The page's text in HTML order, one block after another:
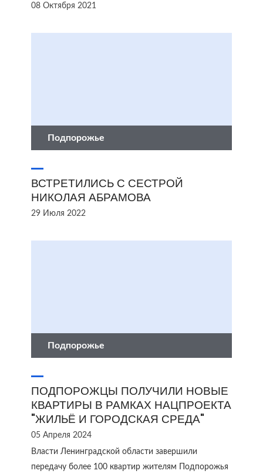
08 Октября 2021
Подпорожье
ВСТРЕТИЛИСЬ С СЕСТРОЙ
НИКОЛАЯ АБРАМОВА
29 Июля 2022
Подпорожье
ПОДПОРОЖЦЫ ПОЛУЧИЛИ НОВЫЕ
КВАРТИРЫ В РАМКАХ НАЦПРОЕКТА
"ЖИЛЬЁ И ГОРОДСКАЯ СРЕДА"
05 Апреля 2024
Власти Ленинградской области завершили
передачу более 100 квартир жителям Подпорожья